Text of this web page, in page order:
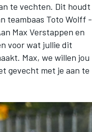
te vechten. Dit houdt
teambaas Toto Wolff -
Max Verstappen en
voor wat jullie dit
Max, we willen jou
gevecht met je aan te